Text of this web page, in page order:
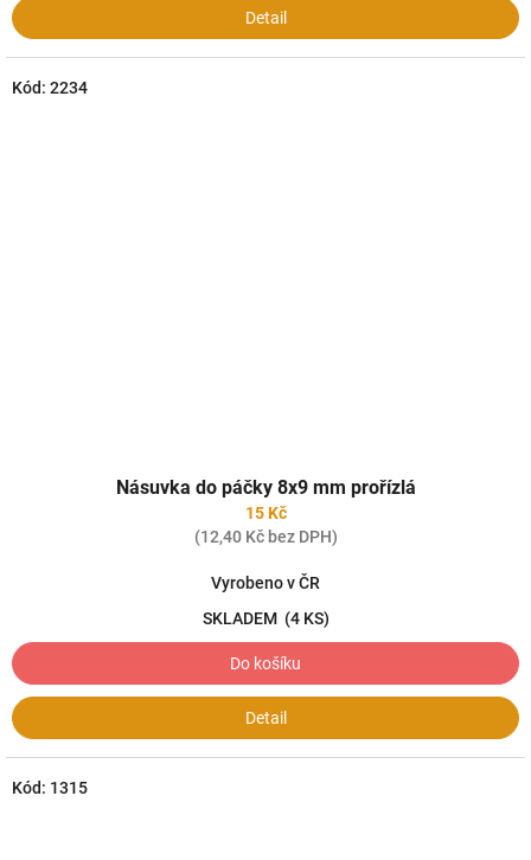
Detail
Násuvka do páčky 8x9 mm prořízlá
15 Kč
(12,40 Kč bez DPH)
Vyrobeno v ČR
SKLADEM (4 KS)
Do košíku
Detail
Kód: 2234
Kód: 1315